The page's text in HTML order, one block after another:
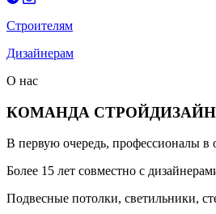
Строителям
Дизайнерам
О нас
КОМАНДА СТРОЙДИЗАЙН
В первую очередь, профессионалы в
Более 15 лет совместно с
Подвесные потолки, светильники,